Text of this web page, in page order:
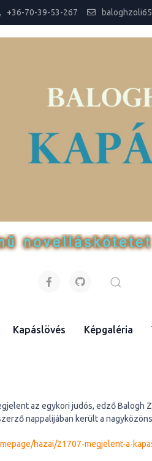
+36-70-39-53-267
Kapáslövés Képgaléria
az egykori judós, edző Balogh
nappalijában került a
hazai/21707-megjelent-a-